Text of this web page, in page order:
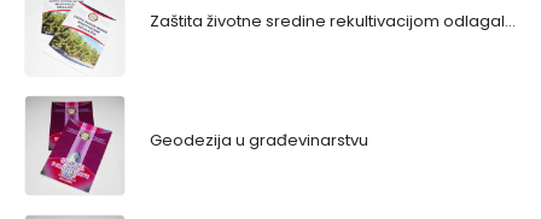
Zaštita životne sredine rekultivacijom odlagališta
Geodezija u građevinarstvu